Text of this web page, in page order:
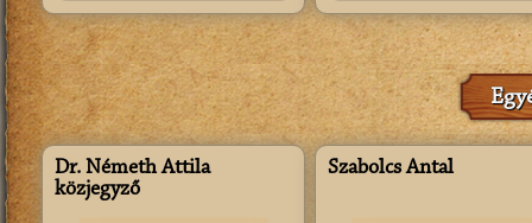
Dr. Németh Attila
közjegyző
Szabolcs Antal